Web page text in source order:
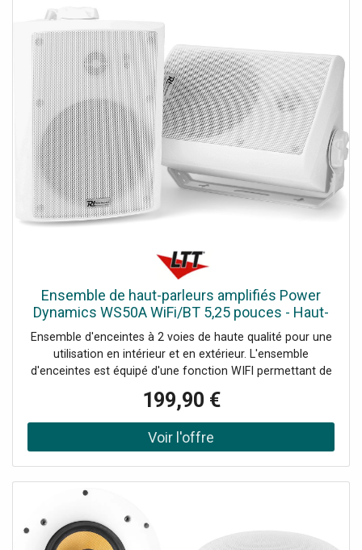
multiroom, Amplificateur intégré, Récepteur BT pour le
streaming audio, Classé IPX5, Système de haut-parleurs à
2 voies, Utilisation intérieure et extérieure, Fourni par paire,
Supports de montage fournis, Télécommande incluse,
Peut être utilisé avec l'application 4STREAM (Android &,;
iOS), Puissance de sortie: Max: 200W, Puissance de sortie:
RMS: 60W, Diamètre du tweeter: 1/2, Diamètre du haut-
parleur de graves: 4"., Type de tweeter: Mylar, Impédance:
8 Ohm, Réponse en fréquence: 100Hz - 20.000Hz, SPL @
1W/1m: 87dB, Indice IP: IPX5, Alimentation électrique:
100-240VAC 50/60Hz, Dimensions: Par enceinte: 155 x
180 x 235mm, Poids: 3.6000, Accessoires: Support de
montage, télécommande
Ensemble de haut-parleurs amplifiés Power
Dynamics WS50A WiFi/BT 5,25 pouces - Haut-
parleurs d'installation
Ensemble d'enceintes à 2 voies de haute qualité pour une
utilisation en intérieur et en extérieur. L'ensemble
d'enceintes est équipé d'une fonction WIFI permettant de
domestique et de diffuser de la musique avec n'importe
quel lecteur compatible Airplay, DLNA (Android) ou Qplay.
Vous pouvez combiner plusieurs ensembles d'enceintes
pour une configuration multi-pièces. Un récepteur BT est
votre smartphone.Connexion WiFi pour la configuration
IPX5, Système de haut-parleurs à 2 voies, Utilisation
intérieure et extérieure, Fourni par paire, Supports de
199,90 €